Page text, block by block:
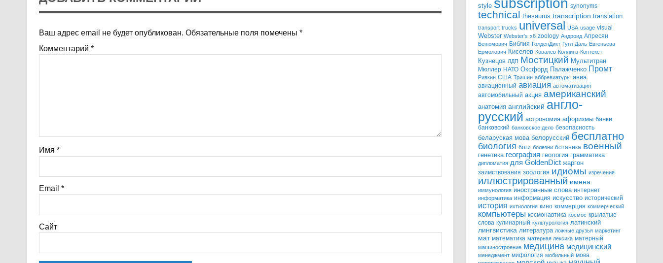
Ваш адрес email не будет опубликован. Обязательные поля помечены *
Комментарий *
Имя *
Email *
Сайт
style synonyms
technical thesaurus transcription translation
transport trucks universal USA usage visual
Webster Webster's x6 zoology Андроид Апресян
Бенюмович Библия ГолденДикт Гугл Даль Евгеньева
Ермолович Киселев Ковалев Коллинз Контекст
Кузнецов ЛДП Мостицкий Мультитран
Мюллер НАТО Оксфорд Палажченко Промт
Ривкин США Тришин аббревиатуры авиа
авиационный авиация автоматизация
автомобильный акция американский
анатомия английский англо-
русский астрономия афоризмы банки
банковский банковское дело безопасность
беларуская мова белорусский бесплатно
биология боги болезни ботаника военный
генетика география геология грамматика
дипломатия для GoldenDict жаргон
заимствования зоология идиомы изречения
иллюстрированный имена
иммунология иностранные слова интернет
информатика информация искусство исторический
история ихтиология кино коммерция коммерческий
компьютеры космонавтика космос крылатые
слова кулинарный культурология латинский
лингвистика литература ложные друзья маркетинг
мат математика матерная лексика матерный
машиностроение медицина медицинский
менеджмент мифология мобильный мова